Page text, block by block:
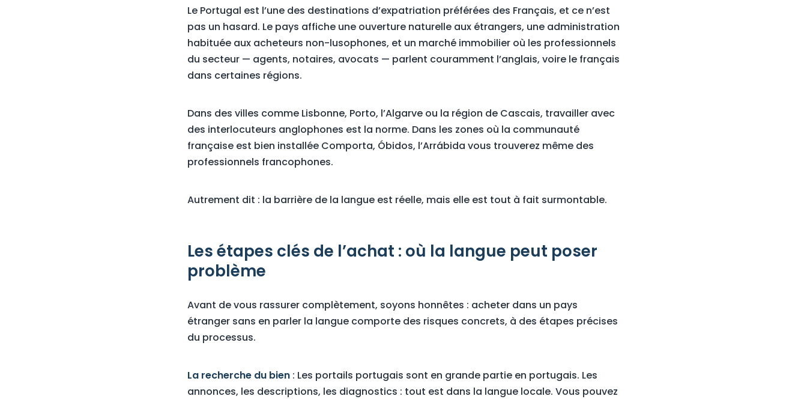
Le Portugal est l’une des destinations d’expatriation préférées des Français, et ce n’est
pas un hasard. Le pays affiche une ouverture naturelle aux étrangers, une administration
habituée aux acheteurs non-lusophones, et un marché immobilier où les professionnels
du secteur — agents, notaires, avocats — parlent couramment l’anglais, voire le français
dans certaines régions.
Dans des villes comme Lisbonne, Porto, l’Algarve ou la région de Cascais, travailler avec
des interlocuteurs anglophones est la norme. Dans les zones où la communauté
française est bien installée Comporta, Óbidos, l’Arrábida vous trouverez même des
professionnels francophones.
Autrement dit : la barrière de la langue est réelle, mais elle est tout à fait surmontable.
Les étapes clés de l’achat : où la langue peut poser
problème
Avant de vous rassurer complètement, soyons honnêtes : acheter dans un pays
étranger sans en parler la langue comporte des risques concrets, à des étapes précises
du processus.
La recherche du bien : Les portails portugais sont en grande partie en portugais. Les
annonces, les descriptions, les diagnostics : tout est dans la langue locale. Vous pouvez